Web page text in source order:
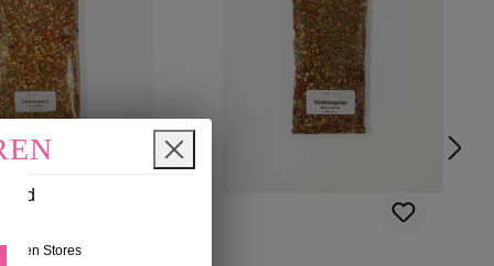
und
Stores